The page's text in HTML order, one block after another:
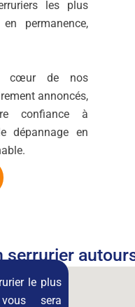
les plus
permanence,
cœur de nos
annoncés,
confiance à
dépannage en
serrurier
le plus
sera